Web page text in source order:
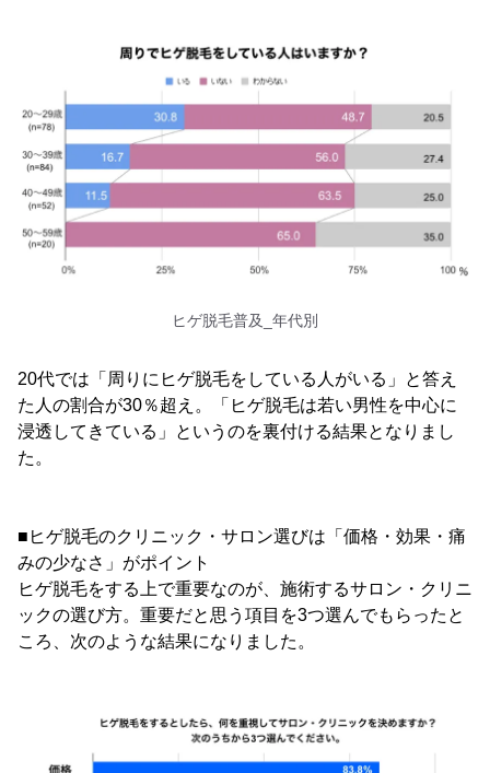
ヒゲ脱毛普及_年代別
20代では「周りにヒゲ脱毛をしている人がいる」と答え
た人の割合が30％超え。「ヒゲ脱毛は若い男性を中心に
浸透してきている」というのを裏付ける結果となりまし
た。
■ヒゲ脱毛のクリニック・サロン選びは「価格・効果・痛
みの少なさ」がポイント
ヒゲ脱毛をする上で重要なのが、施術するサロン・クリニ
ックの選び方。重要だと思う項目を3つ選んでもらったと
ころ、次のような結果になりました。